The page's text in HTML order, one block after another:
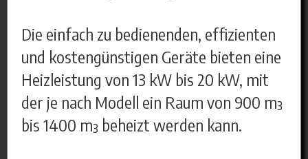
Die einfach zu bedienenden, effizienten
und kostengünstigen Geräte bieten eine
Heizleistung von 13 kW bis 20 kW, mit
der je nach Modell ein Raum von 900 m³
bis 1400 m³ beheizt werden kann.